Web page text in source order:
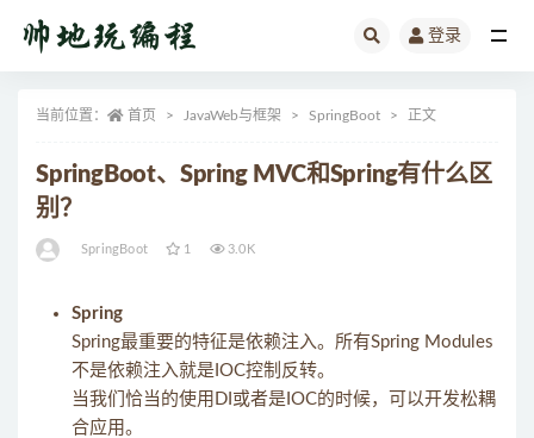
登录
当前位置： 首页 JavaWeb与框架 SpringBoot 正文
SpringBoot、Spring MVC和Spring有什么区
别？
SpringBoot 1 3.0K
Spring
Spring最重要的特征是依赖注入。所有Spring Modules
不是依赖注入就是IOC控制反转。
当我们恰当的使用DI或者是IOC的时候，可以开发松耦
合应用。